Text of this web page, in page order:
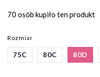
70 osób kupiło ten produkt
Rozmiar
75C 80C 80D